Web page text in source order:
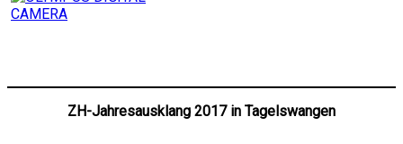
ZH-Jahresausklang 2017 in Tagelswangen